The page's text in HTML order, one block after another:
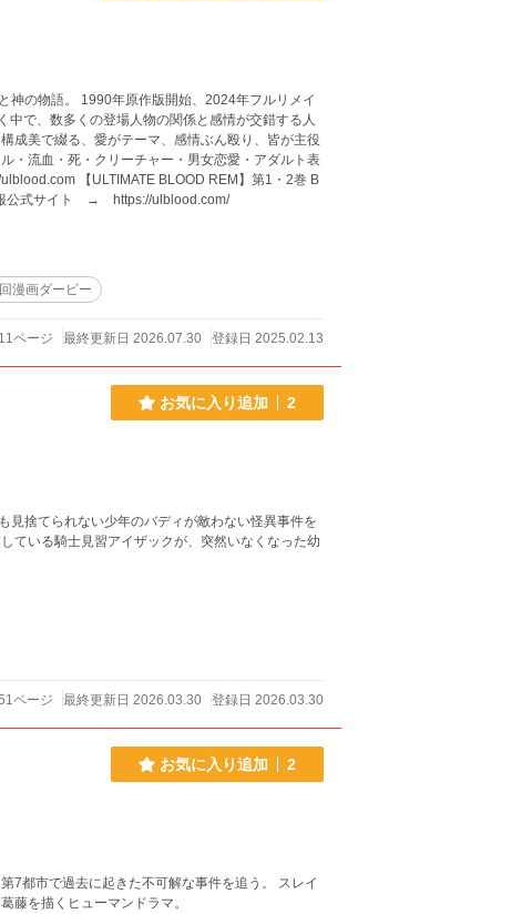
神の物語。 1990年原作版開始、2024年フルリメイ
で、数多くの登場人物の関係と感情が交錯する人
公式サイト → https://ulblood.com/
漫画ダービー
ページ 最終更新日 2026.07.30 登録日 2025.02.13
お気に入り追加 2
見捨てられない少年のバディが敵わない怪異事件を
ページ 最終更新日 2026.03.30 登録日 2026.03.30
お気に入り追加 2
で過去に起きた不可解な事件を追う。 スレイ
――。 人外たちの過去と葛藤を描くヒューマンドラマ。